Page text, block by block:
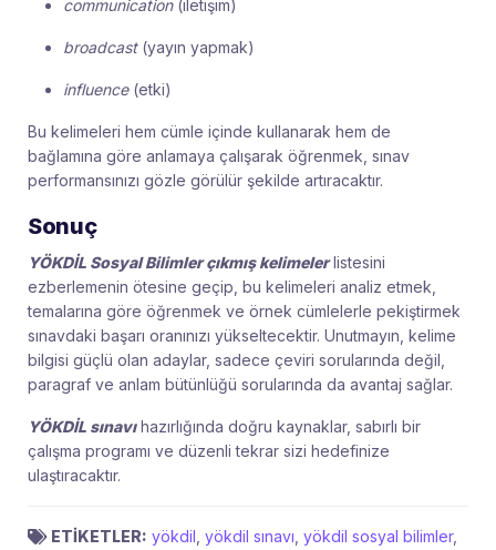
communication(iletişim)
broadcast(yayın yapmak)
influence(etki)
Bu kelimeleri hem cümle içinde kullanarak hem de
bağlamına göre anlamaya çalışarak öğrenmek, sınav
performansınızı gözle görülür şekilde artıracaktır.
Sonuç
YÖKDİL Sosyal Bilimler çıkmış kelimelerlistesini
ezberlemenin ötesine geçip, bu kelimeleri analiz etmek,
temalarına göre öğrenmek ve örnek cümlelerle pekiştirmek
sınavdaki başarı oranınızı yükseltecektir. Unutmayın, kelime
bilgisi güçlü olan adaylar, sadece çeviri sorularında değil,
paragraf ve anlam bütünlüğü sorularında da avantaj sağlar.
YÖKDİL sınavıhazırlığında doğru kaynaklar, sabırlı bir
çalışma programı ve düzenli tekrar sizi hedefinize
ulaştıracaktır.
ETİKETLER: yökdil yökdil sınavı yökdil sosyal bilimler,